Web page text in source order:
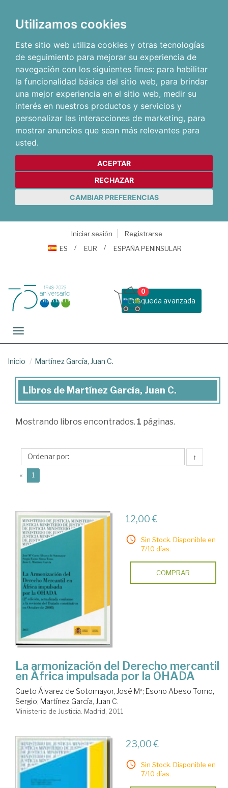
Utilizamos cookies
Este sitio web utiliza cookies y otras tecnologías
de seguimiento para mejorar su experiencia de
navegación con los siguientes fines: para habilitar
la funcionalidad básica del sitio web, para brindar
una mejor experiencia en el sitio web, medir su
interés en nuestros productos y servicios y
personalizar las interacciones de marketing, para
mostrar anuncios que sean más relevantes para
usted.
ACEPTAR
RECHAZAR
CAMBIAR PREFERENCIAS
Iniciar sesión
Registrarse
ES
EUR ESPAÑA PENINSULAR
Busqueda avanzada
0
Toggle navigation
Inicio Martínez García, Juan C.
Libros
Martínez
Juan
C.
Libros de Martínez García, Juan C.
Mostrando libros encontrados. 1 páginas.
↑
« 1
12,00 €
Sin Stock. Disponible en
7/10 días.
COMPRAR
La armonización del Derecho mercantil
en África impulsada por la OHADA
Cueto Álvarez de Sotomayor, José Mª; Esono Abeso Tomo,
Sergio; Martínez García, Juan C.
Ministerio de Justicia. Madrid, 2011
23,00 €
Sin Stock. Disponible en
7/10 días.